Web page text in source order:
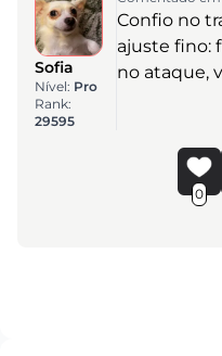
Sofia
Nível: Pro
Rank:
29595
Confio no
ajuste fino:
no ataque,
0